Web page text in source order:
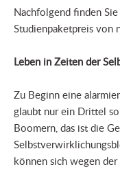
Nachfolgend finden
Studienpaketpreis von
Leben in Zeiten der
Zu Beginn eine
glaubt nur ein Drittel
Boomern, das ist die
können sich wegen